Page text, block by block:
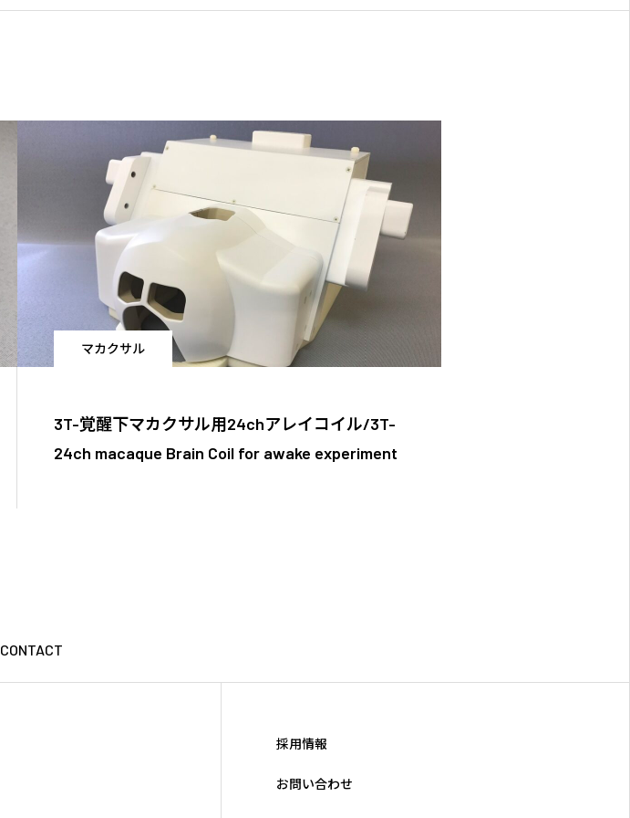
マカクサル
3T-覚醒下マカクサル用24chアレイコイル/3T-
24ch macaque Brain Coil for awake experiment
CONTACT
採用情報
お問い合わせ